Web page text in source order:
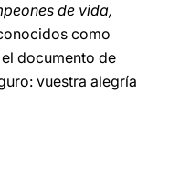
de vida,
como
documento de
vuestra alegría